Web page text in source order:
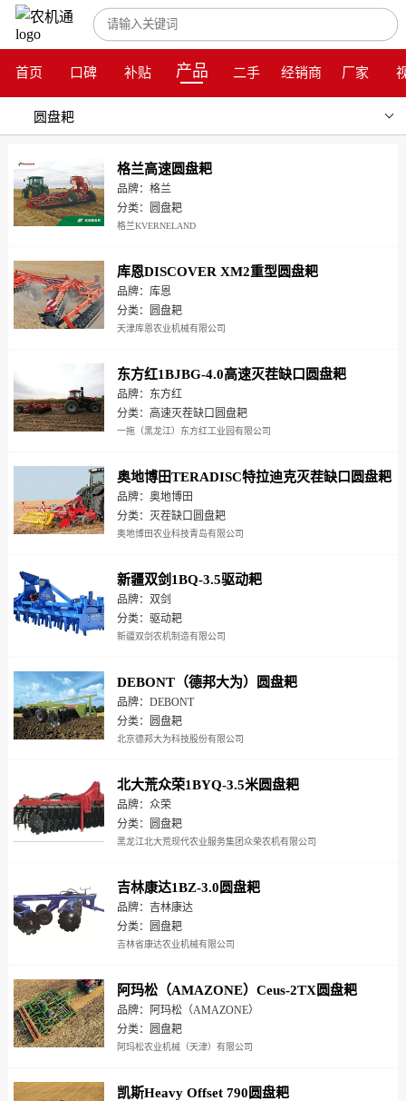
首页 口碑 补贴 产品 二手 经销商 厂家
圆盘耙
格兰高速圆盘耙
品牌：格兰
分类：圆盘耙
格兰KVERNELAND
库恩DISCOVER XM2重型圆盘耙
品牌：库恩
分类：圆盘耙
天津库恩农业机械有限公司
东方红1BJBG-4.0高速灭茬缺口圆盘耙
品牌：东方红
分类：高速灭茬缺口圆盘耙
一拖（黑龙江）东方红工业园有限公司
奥地博田TERADISC特拉迪克灭茬缺口圆盘耙
品牌：奥地博田
分类：灭茬缺口圆盘耙
奥地博田农业科技青岛有限公司
新疆双剑1BQ-3.5驱动耙
品牌：双剑
分类：驱动耙
新疆双剑农机制造有限公司
DEBONT（德邦大为）圆盘耙
品牌：DEBONT
分类：圆盘耙
北京德邦大为科技股份有限公司
北大荒众荣1BYQ-3.5米圆盘耙
品牌：众荣
分类：圆盘耙
黑龙江北大荒现代农业服务集团众荣农机有限公司
吉林康达1BZ-3.0圆盘耙
品牌：吉林康达
分类：圆盘耙
吉林省康达农业机械有限公司
阿玛松（AMAZONE）Ceus-2TX圆盘耙
品牌：阿玛松（AMAZONE）
分类：圆盘耙
阿玛松农业机械（天津）有限公司
凯斯Heavy Offset 790圆盘耙